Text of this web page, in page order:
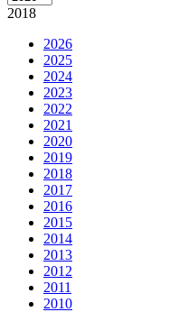
2018
2026
2025
2024
2023
2022
2021
2020
2019
2018
2017
2016
2015
2014
2013
2012
2011
2010